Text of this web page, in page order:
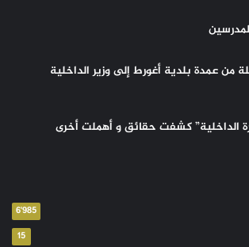
من عمدة بلدية أغورط إلى وزير الداخلية
الداخلية” كشفت حقائق و أهملت أخرى
6٬985
15